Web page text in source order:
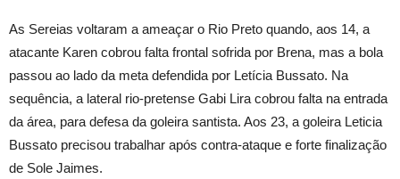
As Sereias voltaram a ameaçar o Rio Preto quando, aos 14, a
atacante Karen cobrou falta frontal sofrida por Brena, mas a bola
passou ao lado da meta defendida por Letícia Bussato. Na
sequência, a lateral rio-pretense Gabi Lira cobrou falta na entrada
da área, para defesa da goleira santista. Aos 23, a goleira Leticia
Bussato precisou trabalhar após contra-ataque e forte finalização
de Sole Jaimes.